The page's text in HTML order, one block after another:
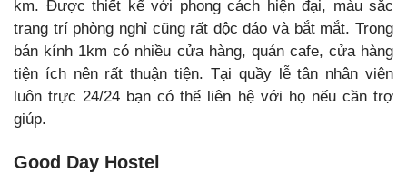
km. Được thiết kế với phong cách hiện đại, màu sắc
trang trí phòng nghỉ cũng rất độc đáo và bắt mắt. Trong
bán kính 1km có nhiều cửa hàng, quán cafe, cửa hàng
tiện ích nên rất thuận tiện. Tại quầy lễ tân nhân viên
luôn trực 24/24 bạn có thể liên hệ với họ nếu cần trợ
giúp.
Good Day Hostel